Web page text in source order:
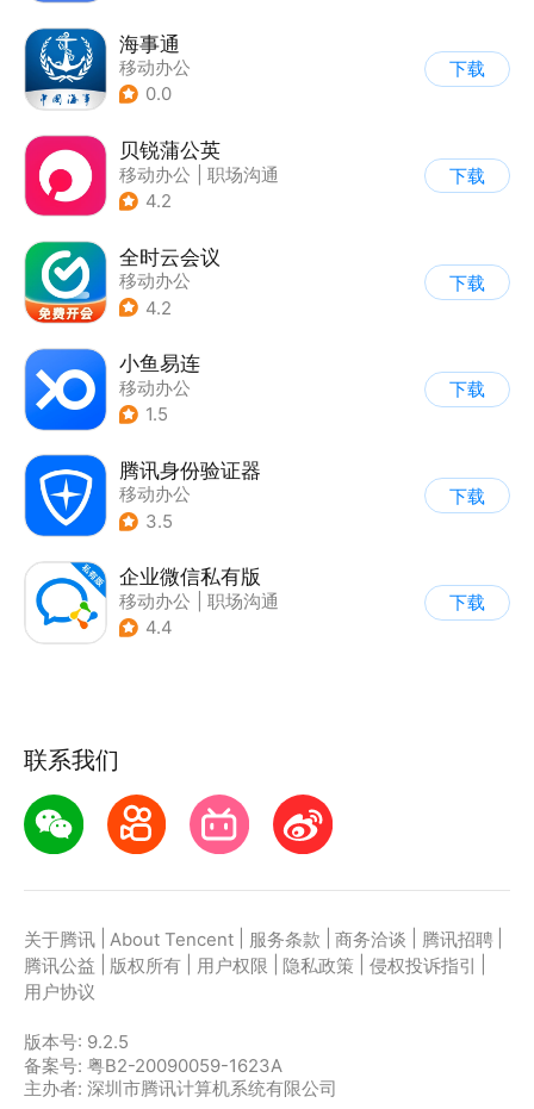
海事通
移动办公
0.0
下载
贝锐蒲公英
移动办公
职场沟通
4.2
下载
全时云会议
移动办公
4.2
下载
小鱼易连
移动办公
1.5
下载
腾讯身份验证器
移动办公
3.5
下载
企业微信私有版
移动办公
职场沟通
4.4
下载
联系我们
关于腾讯 About Tencent 服务条款 商务洽谈 腾讯招聘
腾讯公益
版权所有 用户权限 隐私政策 侵权投诉指引
用户协议
版本号: 9.2.5
备案号: 粤B2-20090059-1623A
主办者: 深圳市腾讯计算机系统有限公司